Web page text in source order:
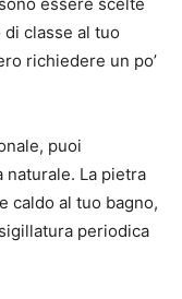
classe al tuo
richiedere un po’
puoi
La pietra
caldo al tuo bagno,
periodica